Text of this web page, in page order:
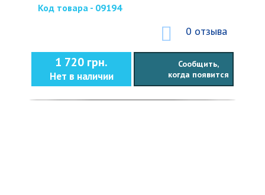
Код товара - 09194
0 отзыва
1 720 грн.
Нет в наличии
Сообщить,
когда появится